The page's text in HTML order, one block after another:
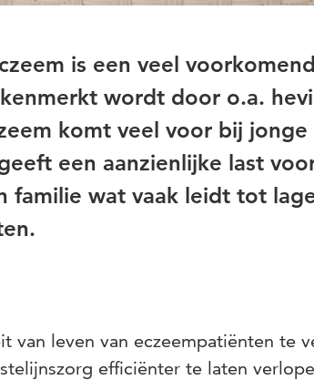
is een veel
wordt door o.a.
komt veel voor bij
een aanzienlijke last
familie wat vaak leidt tot
van leven van eczeempatiënten te
efficiënter te laten